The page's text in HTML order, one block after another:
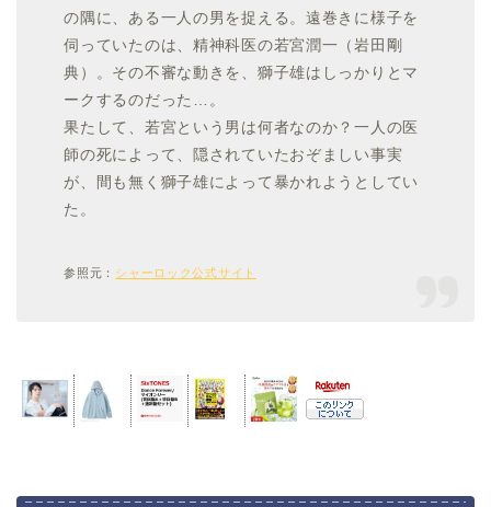
の隅に、ある一人の男を捉える。遠巻きに様子を
伺っていたのは、精神科医の若宮潤一（岩田剛
典）
。その不審な動きを、獅子雄はしっかりとマ
ークするのだった…。
果たして、若宮という男は何者なのか？一人の医
師の死によって、隠されていたおぞましい事実
が、間も無く獅子雄によって暴かれようとしてい
た。
参照元： シャーロック公式サイト